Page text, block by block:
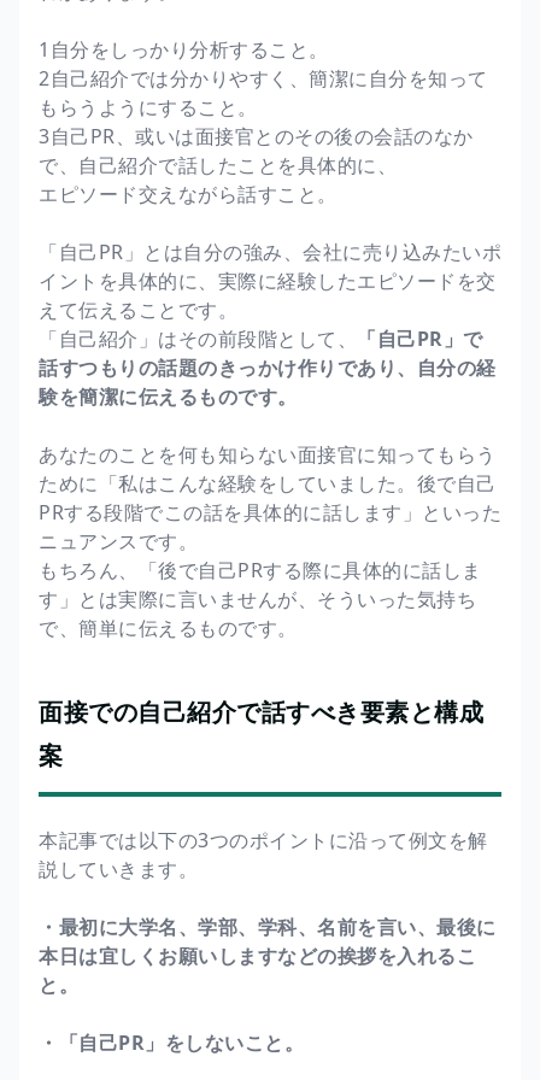
1自分をしっかり分析すること。
2自己紹介では分かりやすく、簡潔に自分を知って
もらうようにすること。
3自己PR、或いは面接官とのその後の会話のなか
で、自己紹介で話したことを具体的に、
エピソード交えながら話すこと。
「自己PR」とは自分の強み、会社に売り込みたいポ
イントを具体的に、実際に経験したエピソードを交
えて伝えることです。
「自己紹介」はその前段階として、
「自己PR」で
話すつもりの話題のきっかけ作りであり、自分の経
験を簡潔に伝えるものです。
あなたのことを何も知らない面接官に知ってもらう
ために「私はこんな経験をしていました。後で自己
PRする段階でこの話を具体的に話します」といった
ニュアンスです。
もちろん、「後で自己PRする際に具体的に話しま
す」とは実際に言いませんが、そういった気持ち
で、簡単に伝えるものです。
面接での自己紹介で話すべき要素と構成
案
本記事では以下の3つのポイントに沿って例文を解
説していきます。
・最初に大学名、学部、学科、名前を言い、最後に
本日は宜しくお願いしますなどの挨拶を入れるこ
と。
・「自己PR」をしないこと。